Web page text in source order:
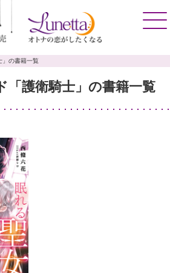
」の書籍一覧
「護衛騎士」の書籍一覧